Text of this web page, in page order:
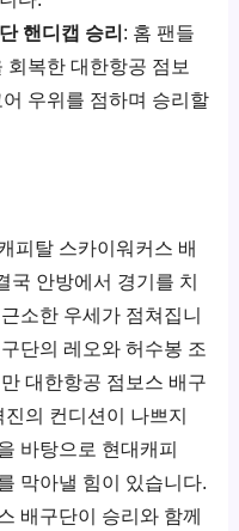
핸디캡 승리: 홈 팬들
회복한 대한항공 점보
우위를 점하며 승리할
피탈 스카이워커스 배
국 안방에서 경기를 치
소한 우세가 점쳐집니
단의 레오와 허수봉 조
대한항공 점보스 배구
의 컨디션이 나쁘지
바탕으로 현대캐피
막아낼 힘이 있습니다.
배구단이 승리와 함께